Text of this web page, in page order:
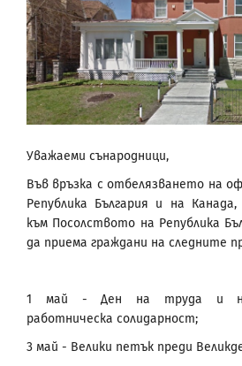
Уважаеми сънародници,
Във връзка с отбелязването на
Република България и на Канада,
към Посолството на Република
да приема граждани на следните
1 май - Ден на труда и на
работническа солидарност;
3 май - Велики петък преди